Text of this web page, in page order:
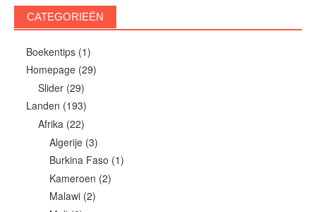
CATEGORIEËN
Boekentips(1)
Homepage(29)
Slider(29)
Landen (193)
Afrika(22)
Algerije (3)
Burkina Faso (1)
Kameroen (2)
Malawi (2)